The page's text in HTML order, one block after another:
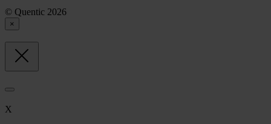
© Quentic 2026
×
X